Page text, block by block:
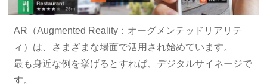
AR（Augmented Reality：オーグメンテッドリアリテ
ィ）は、さまざまな場面で活用され始めています。
最も身近な例を挙げるとすれば、デジタルサイネージで
す。